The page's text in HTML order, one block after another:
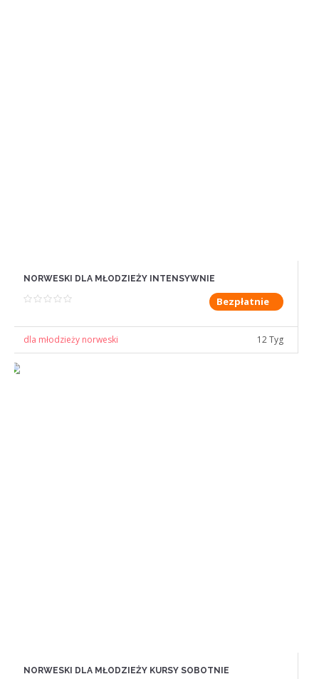
NORWESKI DLA MŁODZIEŻY INTENSYWNIE
Bezpłatnie
dla młodzieży norweski 12 Tyg
NORWESKI DLA MŁODZIEŻY KURSY SOBOTNIE